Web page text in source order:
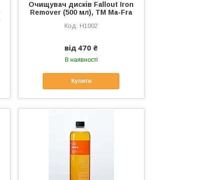
Очищувач дисків Fallout Iron
Remover (500 мл), ТМ Ma-Fra
H1002
від 470 ₴
В наявності
Купити